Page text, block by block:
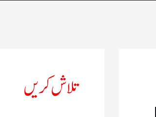
تلاش کریں